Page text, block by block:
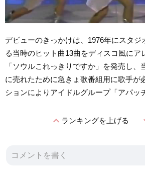
デビューのきっかけは、1976年にスタジ
る当時のヒット曲13曲をディスコ風にア
「ソウルこれっきりですか」を発売し
に売れたために急きょ歌番組用に歌手が
ションによりアイドルグループ「アパッ
expand_lessランキングを上げる